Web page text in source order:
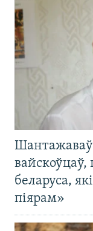
Шантажаваў
вайскоўцаў,
беларуса,
піярам»